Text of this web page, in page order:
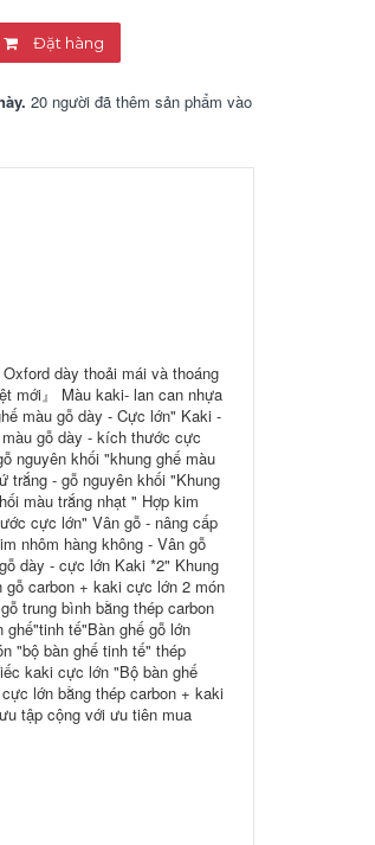
Đặt hàng
20 người đã thêm sản phẩm vào
dày thoải mái và thoáng
mới』 Màu kaki- lan can nhựa
màu gỗ dày - Cực lớn" Kaki -
gỗ dày - kích thước cực
nguyên khối "khung ghế màu
- gỗ nguyên khối "Khung
màu trắng nhạt " Hợp kim
cực lớn" Vân gỗ - nâng cấp
nhôm hàng không - Vân gỗ
dày - cực lớn Kaki *2" Khung
carbon + kaki cực lớn 2 món
trung bình bằng thép carbon
tế"Bàn ghế gỗ lớn
"bộ bàn ghế tinh tế" thép
kaki cực lớn "Bộ bàn ghế
lớn bằng thép carbon + kaki
tập cộng với ưu tiên mua